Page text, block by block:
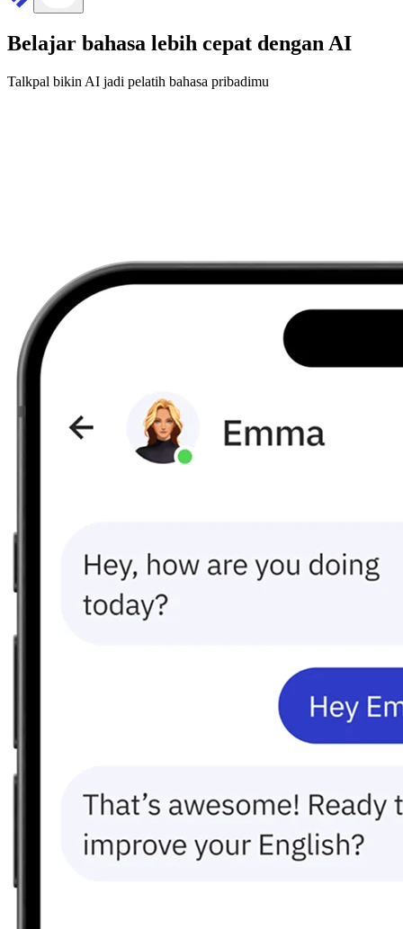
Belajar bahasa lebih cepat dengan AI
Talkpal bikin AI jadi pelatih bahasa pribadimu